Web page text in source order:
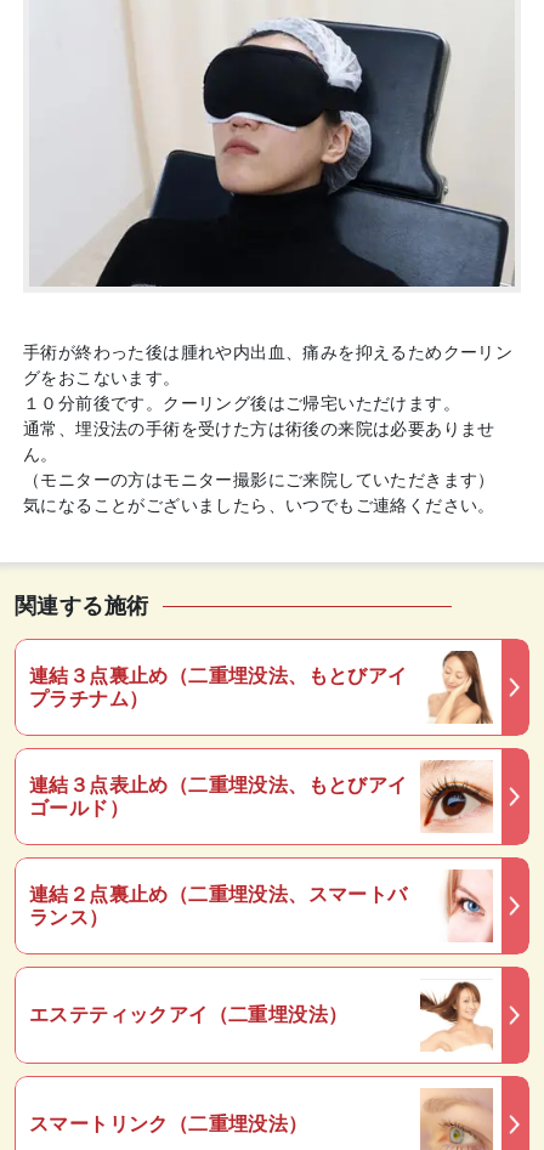
手術が終わった後は腫れや内出血、痛みを抑えるためクーリン
グをおこないます。
１０分前後です。クーリング後はご帰宅いただけます。
通常、埋没法の手術を受けた方は術後の来院は必要ありませ
ん。
（モニターの方はモニター撮影にご来院していただきます）
気になることがございましたら、いつでもご連絡ください。
関連する施術
連結３点裏止め（二重埋没法、もとびアイ
プラチナム）
連結３点表止め（二重埋没法、もとびアイ
ゴールド）
連結２点裏止め（二重埋没法、スマートバ
ランス）
エステティックアイ（二重埋没法）
スマートリンク（二重埋没法）